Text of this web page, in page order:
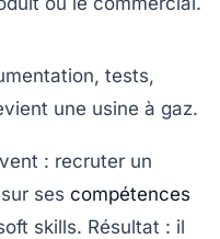
tests,
une usine à gaz.
: recruter un
ses compétences
skills. Résultat : il